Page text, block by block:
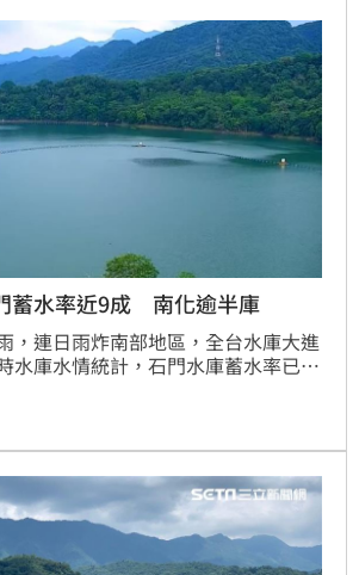
蓄水率近9成 南化逾半庫
，連日雨炸南部地區，全台水庫大進
水庫水情統計，石門水庫蓄水率已近